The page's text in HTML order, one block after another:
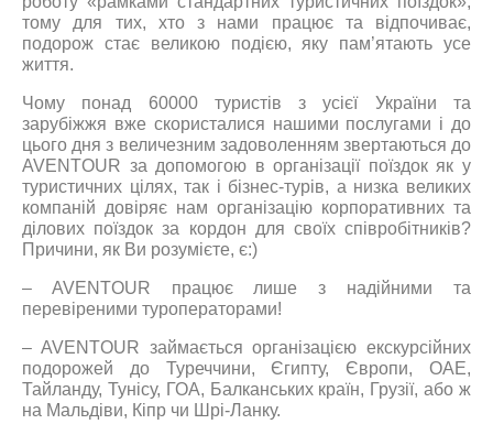
тому для тих, хто з нами працює та відпочиває,
подорож стає великою подією, яку пам’ятають усе
життя.
Чому понад 60000 туристів з усієї України та
зарубіжжя вже скористалися нашими послугами і до
цього дня з величезним задоволенням звертаються до
AVENTOUR за допомогою в організації поїздок як у
туристичних цілях, так і бізнес-турів, а низка великих
компаній довіряє нам організацію корпоративних та
ділових поїздок за кордон для своїх співробітників?
Причини, як Ви розумієте, є:)
– AVENTOUR працює лише з надійними та
перевіреними туроператорами!
– AVENTOUR займається організацією екскурсійних
подорожей до Туреччини, Єгипту, Європи, ОАЕ,
Тайланду, Тунісу, ГОА, Балканських країн, Грузії, або ж
на Мальдіви, Кіпр чи Шрі-Ланку.